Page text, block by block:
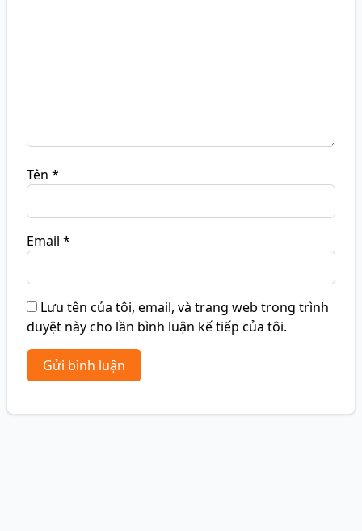
Tên *
Email *
Lưu tên của tôi, email, và trang web trong trình
duyệt này cho lần bình luận kế tiếp của tôi.